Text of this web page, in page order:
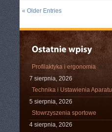
« Older Entries
Profilaktyka i ergonomia
7 sierpnia, 2026
Technika i Ustawienia Aparatu
5 sierpnia, 2026
Stowrzyszenia sportowe
4 sierpnia, 2026